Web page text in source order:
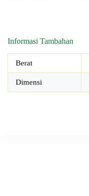
Informasi Tambahan
Berat
Dimensi